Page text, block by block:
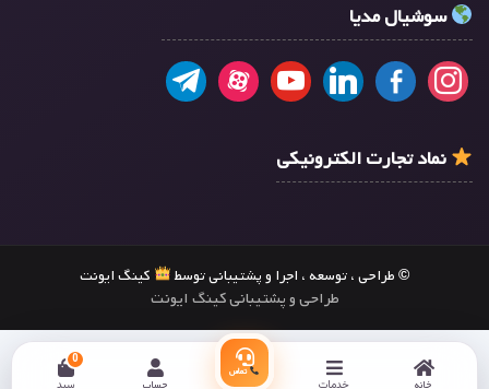
خانه خدمات
تماس
حساب سبد
0
سوشیال مدیا
نماد تجارت الکترونیکی
© طراحی ، توسعه ، اجرا و پشتیبانی توسط کینگ ایونت
طراحی و پشتیبانی کینگ ایونت